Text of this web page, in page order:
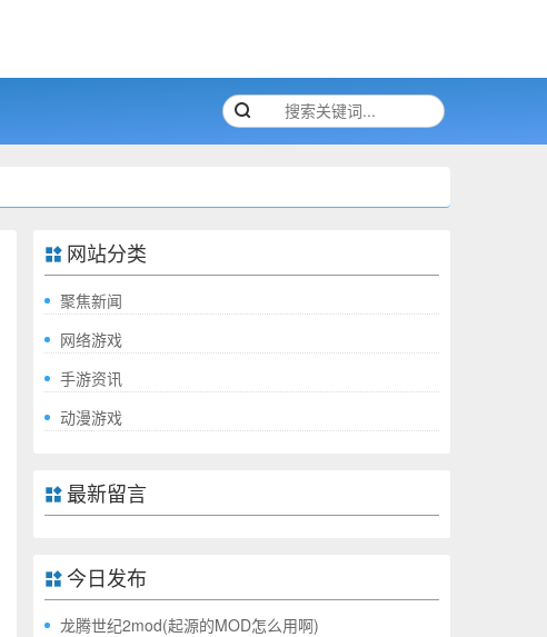
网站分类
聚焦新闻
网络游戏
手游资讯
动漫游戏
最新留言
今日发布
龙腾世纪2mod(起源的MOD怎么用啊)